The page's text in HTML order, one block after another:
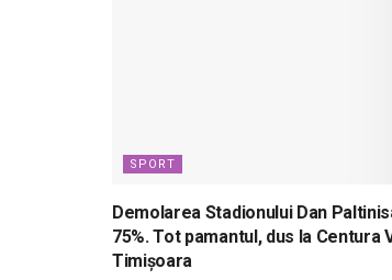
SPORT
Demolarea Stadionului Dan
75%. Tot pamantul, dus la Centura
Timișoara